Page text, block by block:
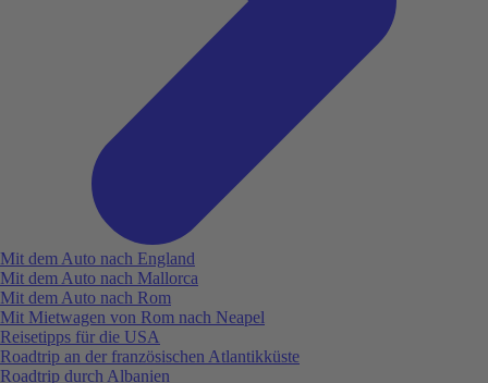
Mit dem Auto nach England
Mit dem Auto nach Mallorca
Mit dem Auto nach Rom
Mit Mietwagen von Rom nach Neapel
Reisetipps für die USA
Roadtrip an der französischen Atlantikküste
Roadtrip durch Albanien